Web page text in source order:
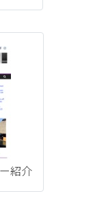
紹介